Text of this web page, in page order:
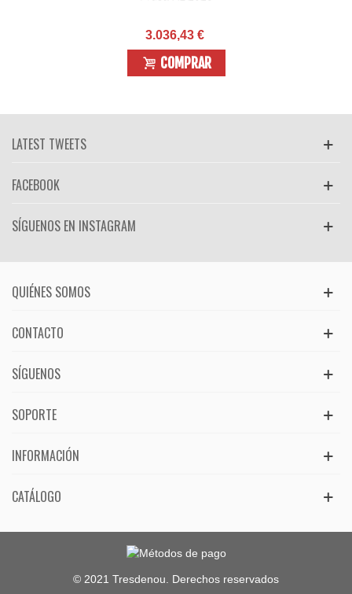
3.036,43 €
COMPRAR
LATEST TWEETS
FACEBOOK
SÍGUENOS EN INSTAGRAM
QUIÉNES SOMOS
CONTACTO
SÍGUENOS
SOPORTE
INFORMACIÓN
CATÁLOGO
© 2021 Tresdenou. Derechos reservados